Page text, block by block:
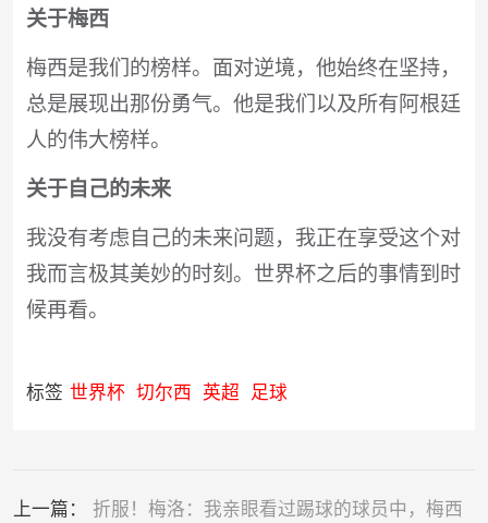
关于梅西
梅西是我们的榜样。面对逆境，他始终在坚持，
总是展现出那份勇气。他是我们以及所有阿根廷
人的伟大榜样。
关于自己的未来
我没有考虑自己的未来问题，我正在享受这个对
我而言极其美妙的时刻。世界杯之后的事情到时
候再看。
标签 世界杯 切尔西 英超 足球
上一篇： 折服！梅洛：我亲眼看过踢球的球员中，梅西